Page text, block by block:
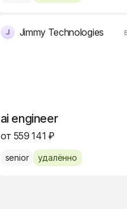
Jimmy Technologies
ai engineer
от 559 141 ₽
senior удалённо